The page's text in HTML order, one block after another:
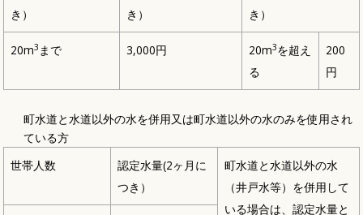
き）
き）
き）
20m3 まで 3,000円 20m3を超え
る
200
円
町水道と水道以外の水を併用又は町水道以外の水のみを使用され
ている方
世帯人数
認定水量(2ヶ月に
つき）
町水道と水道以外の水
（井戸水等）を併用して
いる場合は、認定水量と